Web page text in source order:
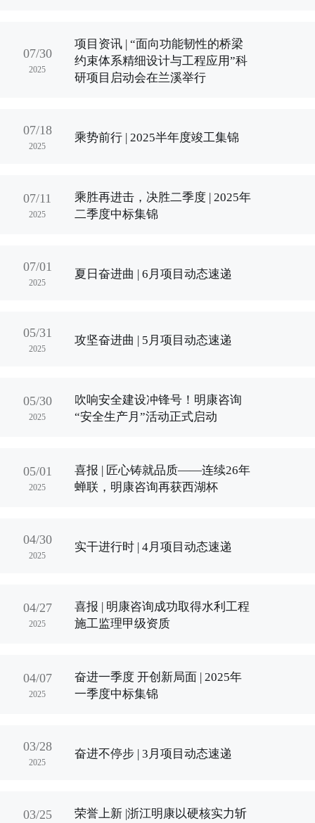
07/30
2025
项目资讯 | “面向功能韧性的桥梁
约束体系精细设计与工程应用”科
研项目启动会在兰溪举行
07/18
2025
乘势前行 | 2025半年度竣工集锦
07/11
2025
乘胜再进击，决胜二季度 | 2025年
二季度中标集锦
07/01
2025
夏日奋进曲 | 6月项目动态速递
05/31
2025
攻坚奋进曲 | 5月项目动态速递
05/30
2025
吹响安全建设冲锋号！明康咨询
“安全生产月”活动正式启动
05/01
2025
喜报 | 匠心铸就品质——连续26年
蝉联，明康咨询再获西湖杯
04/30
2025
实干进行时 | 4月项目动态速递
04/27
2025
喜报 | 明康咨询成功取得水利工程
施工监理甲级资质
04/07
2025
奋进一季度 开创新局面 | 2025年
一季度中标集锦
03/28
2025
奋进不停步 | 3月项目动态速递
03/25
荣誉上新 |浙江明康以硬核实力斩